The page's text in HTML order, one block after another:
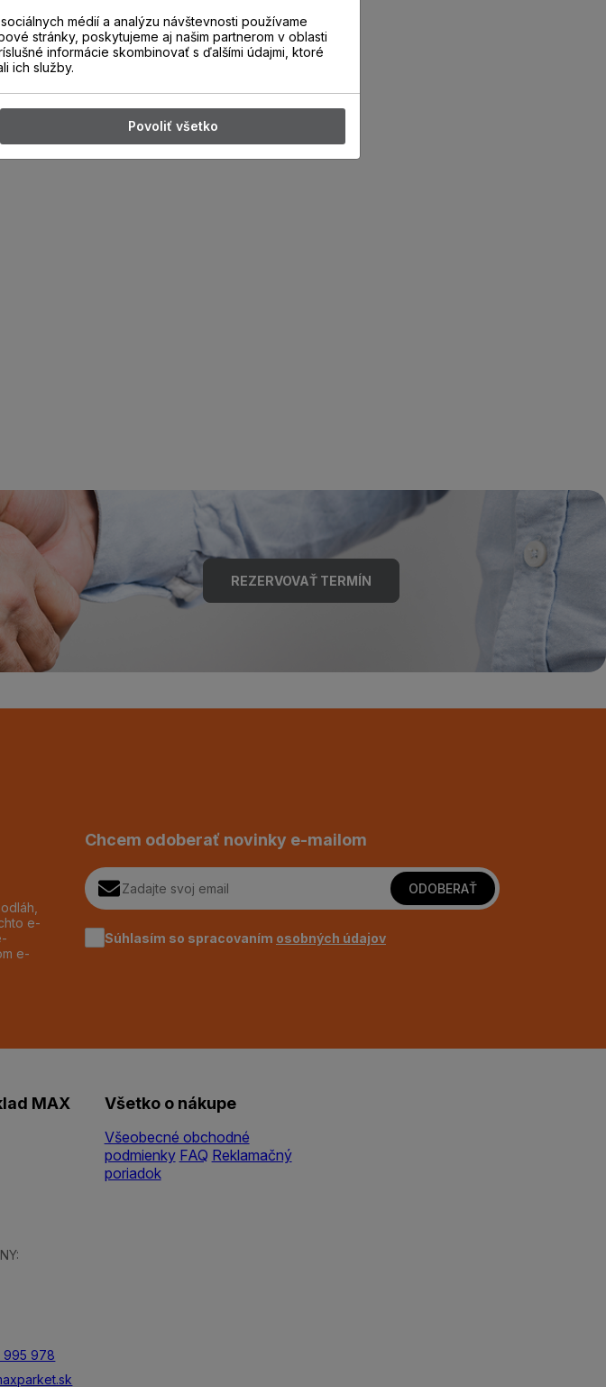
REZERVOVAŤ TERMÍN
e-
e-
Chcem odoberať novinky e-mailom
ODOBERAŤ
Súhlasím so spracovaním osobných údajov
MAX
995 978
Všetko o nákupe
Všeobecné obchodné
podmienky FAQ Reklamačný
poriadok
médií a analýzu návštevnosti používame
stránky, poskytujeme aj našim partnerom v oblasti
informácie skombinovať s ďalšími údajmi, ktoré
ich služby.
Povoliť všetko